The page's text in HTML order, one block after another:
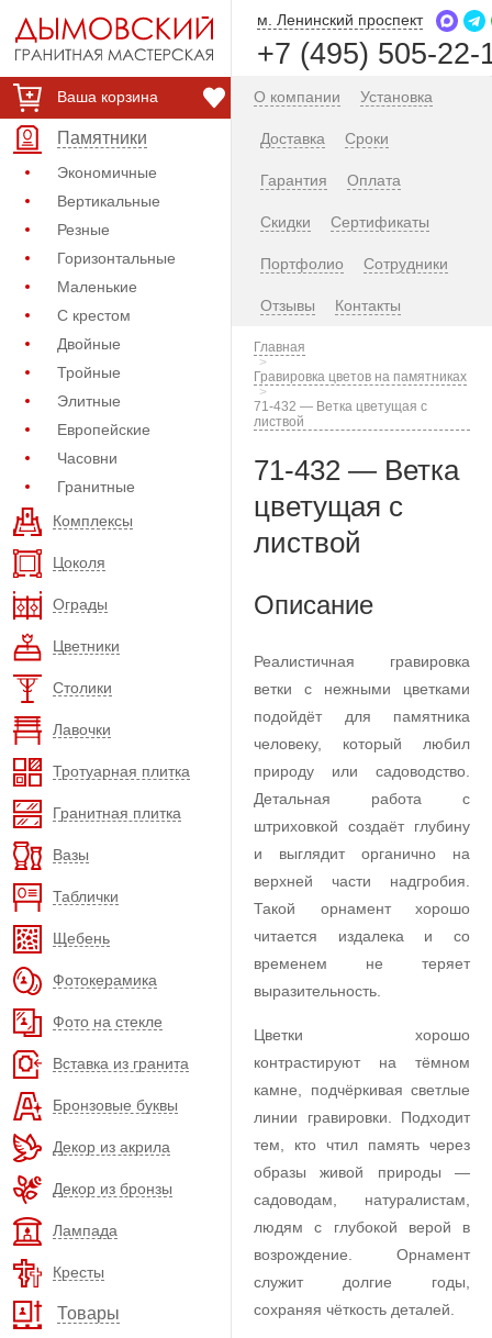
Ваша корзина
Памятники
Экономичные
Вертикальные
Резные
Горизонтальные
Маленькие
С крестом
Двойные
Тройные
Элитные
Европейские
Часовни
Гранитные
Комплексы
Цоколя
Ограды
Цветники
Столики
Лавочки
Тротуарная плитка
Гранитная плитка
Вазы
Таблички
Щебень
Фотокерамика
Фото на стекле
Вставка из гранита
Бронзовые буквы
Декор из акрила
Декор из бронзы
Лампада
Кресты
Товары
м. Ленинский проспект
+7 (495) 505-22-
О компании Установка
Доставка Сроки
Гарантия Оплата
Скидки Сертификаты
Портфолио Сотрудники
Отзывы Контакты
Главная
Гравировка цветов на памятниках
71-432 — Ветка цветущая с
листвой
71-432 — Ветка
цветущая с
листвой
Описание
Реалистичная гравировка
ветки с нежными цветками
подойдёт для памятника
человеку, который любил
природу или садоводство.
Детальная работа с
штриховкой создаёт глубину
и выглядит органично на
верхней части надгробия.
Такой орнамент хорошо
читается издалека и со
временем не теряет
выразительность.
Цветки хорошо
контрастируют на тёмном
камне, подчёркивая светлые
линии гравировки. Подходит
тем, кто чтил память через
образы живой природы —
садоводам, натуралистам,
людям с глубокой верой в
возрождение. Орнамент
служит долгие годы,
сохраняя чёткость деталей.